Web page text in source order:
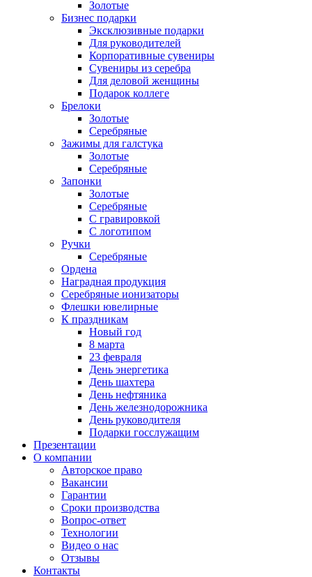
Золотые
Бизнес подарки
Эксклюзивные подарки
Для руководителей
Корпоративные сувениры
Сувениры из серебра
Для деловой женщины
Подарок коллеге
Брелоки
Золотые
Серебряные
Зажимы для галстука
Золотые
Серебряные
Запонки
Золотые
Серебряные
С гравировкой
С логотипом
Ручки
Серебряные
Ордена
Наградная продукция
Серебряные ионизаторы
Флешки ювелирные
К праздникам
Новый год
8 марта
23 февраля
День энергетика
День шахтера
День нефтяника
День железнодорожника
День руководителя
Подарки госслужащим
Презентации
О компании
Авторское право
Вакансии
Гарантии
Сроки производства
Вопрос-ответ
Технологии
Видео о нас
Отзывы
Контакты